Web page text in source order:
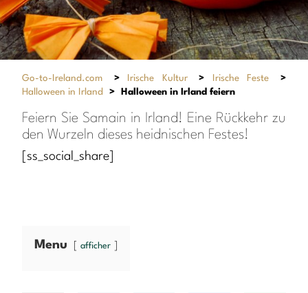
Go-to-Ireland.com > Irische Kultur > Irische Feste
>
Halloween in Irland
> Halloween in Irland feiern
Feiern Sie Samain in Irland! Eine Rückkehr zu
den Wurzeln dieses heidnischen Festes!
[ss_social_share]
Menu afficher